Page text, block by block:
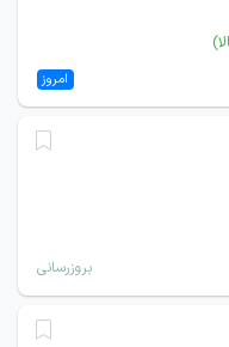
امروز
بروزرسانی